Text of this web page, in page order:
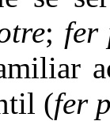
; fer
(fer